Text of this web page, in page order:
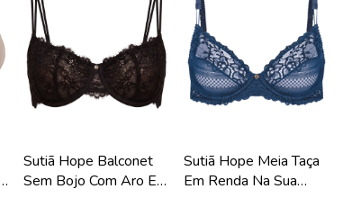
Sutiã Hope Balconet
Sem Bojo Com Aro Em
Sutiã Hope Meia Taça
Em Renda Na Sua